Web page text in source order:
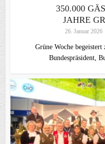
350.000
JAHRE
26. Januar 2026
Grüne Woche
Bundespräsident,